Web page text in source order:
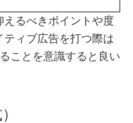
るべきポイントや度
ィブ広告を打つ際は
ことを意識すると良い